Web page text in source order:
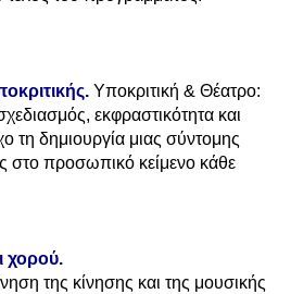
Υποκριτική & Θέατρο:
εκφραστικότητα και
τη δημιουργία μιας σύντομης
στο προσωπικό κείμενο κάθε
χορού.
της κίνησης και της μουσικής